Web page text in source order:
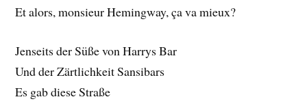
Et alors, monsieur Hemingway, ça va mieux?
Jenseits der Süße von Harrys Bar
Und der Zärtlichkeit Sansibars
Es gab diese Straße